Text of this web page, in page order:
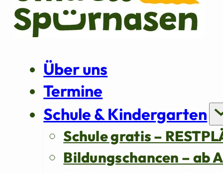
Über uns
Termine
Schule & Kindergarten
Schule gratis –
Bildungschancen – ab